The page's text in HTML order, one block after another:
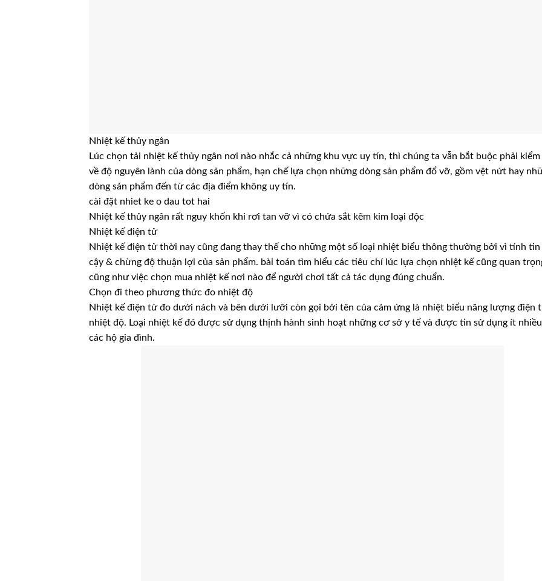
Nhiệt kế thủy ngân
Lúc chọn tải nhiệt kế thủy ngân nơi nào nhắc cả những khu vực uy tín, thì chúng ta vẫn bắt buộc phải
về độ nguyên lành của dòng sản phẩm, hạn chế lựa chọn những dòng sản phẩm đổ vỡ, gồm vệt nứt hay
dòng sản phẩm đến từ các địa điểm không uy tín.
cài đặt nhiet ke o dau tot hai
Nhiệt kế thủy ngân rất nguy khốn khi rơi tan vỡ vì có chứa sắt kẽm kim loại độc
Nhiệt kế điện tử
Nhiệt kế điện tử thời nay cũng đang thay thế cho những một số loại nhiệt biểu thông thường bởi vì tính tin
cậy & chừng độ thuận lợi của sản phẩm. bài toán tìm hiểu các tiêu chí lúc lựa chọn nhiệt kế cũng quan
cũng như việc chọn mua nhiệt kế nơi nào để người chơi tất cả tác dụng đúng chuẩn.
Chọn đi theo phương thức đo nhiệt độ
Nhiệt kế điện tử đo dưới nách và bên dưới lưỡi còn gọi bởi tên của cảm ứng là nhiệt biểu năng lượng điện
nhiệt độ. Loại nhiệt kế đó được sử dụng thịnh hành sinh hoạt những cơ sở y tế và được tin sử dụng ít
các hộ gia đình.